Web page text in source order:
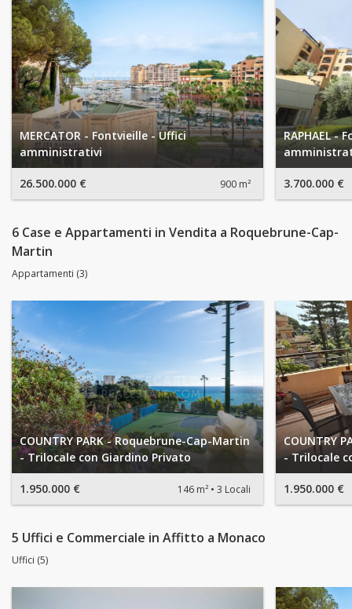
MERCATOR - Fontvieille - Uffici
amministrativi
26.500.000 € 900 m²
RAPHAEL -
3.700.000 €
6 Case e Appartamenti in Vendita a Roquebrune-Cap-
Martin
Appartamenti (3)
COUNTRY PARK - Roquebrune-Cap-Martin
- Trilocale con Giardino Privato
1.950.000 € 146 m² 3 Locali
COUNTRY
- Trilocale
1.950.000 €
5 Uffici e Commerciale in Affitto a Monaco
Uffici (5)